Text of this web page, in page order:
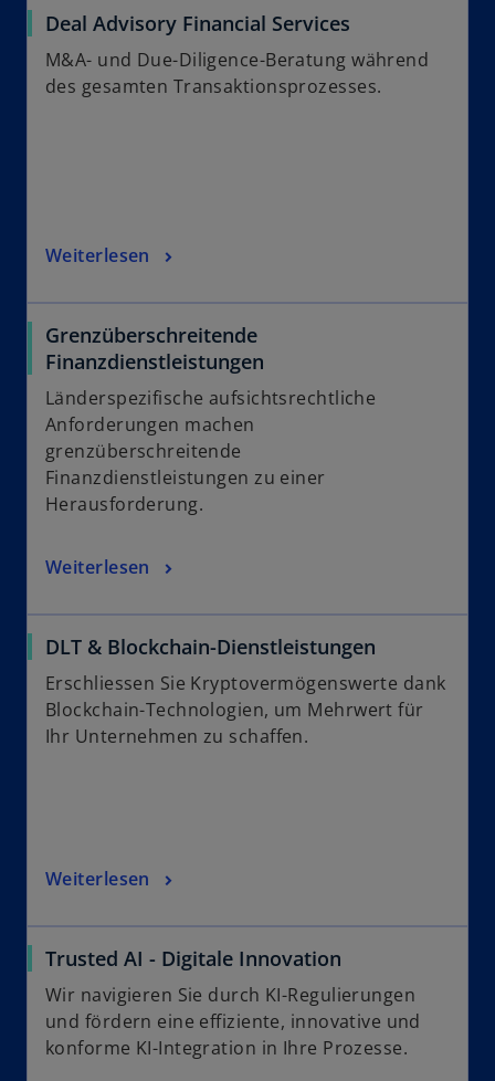
Deal Advisory Financial Services
M&A- und Due-Diligence-Beratung während
des gesamten Transaktionsprozesses.
Weiterlesen
Grenzüberschreitende
Finanzdienstleistungen
Länderspezifische aufsichtsrechtliche
Anforderungen machen
grenzüberschreitende
Finanzdienstleistungen zu einer
Herausforderung.
Weiterlesen
DLT & Blockchain-Dienstleistungen
Erschliessen Sie Kryptovermögenswerte dank
Blockchain-Technologien, um Mehrwert für
Ihr Unternehmen zu schaffen.
Weiterlesen
Trusted AI - Digitale Innovation
Wir navigieren Sie durch KI-Regulierungen
und fördern eine effiziente, innovative und
konforme KI-Integration in Ihre Prozesse.